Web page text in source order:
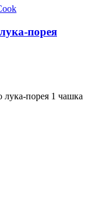
порея
порея 1 чашка